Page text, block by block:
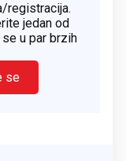
registracija.
jedan od
u par brzih
se